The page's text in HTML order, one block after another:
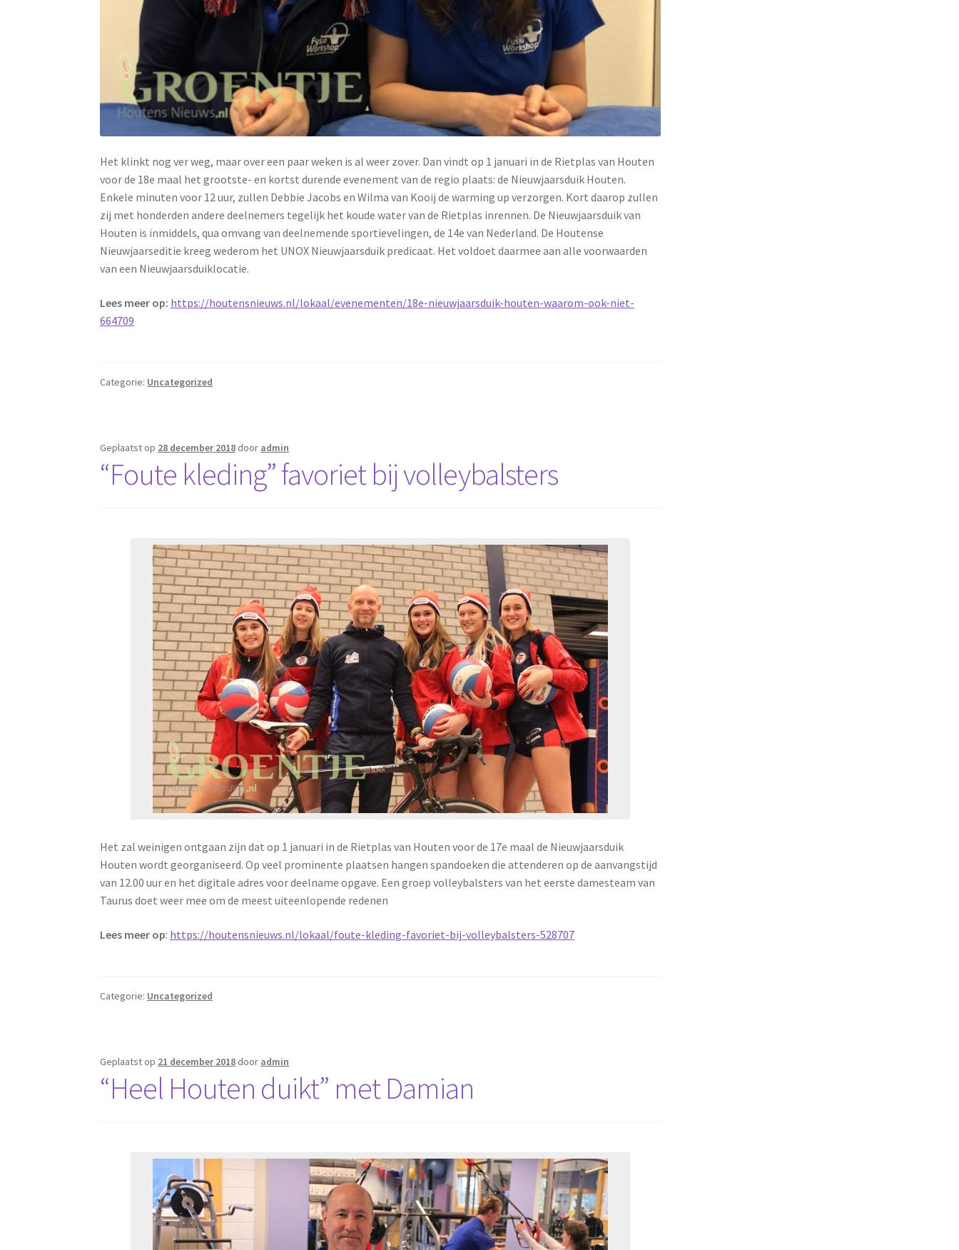
Het klinkt nog ver weg, maar over een paar weken is al weer zover. Dan vindt op 1 januari in de Rietplas van Houten
voor de 18e maal het grootste- en kortst durende evenement van de regio plaats: de Nieuwjaarsduik Houten.
Enkele minuten voor 12 uur, zullen Debbie Jacobs en Wilma van Kooij de warming up verzorgen. Kort daarop zullen
zij met honderden andere deelnemers tegelijk het koude water van de Rietplas inrennen. De Nieuwjaarsduik van
Houten is inmiddels, qua omvang van deelnemende sportievelingen, de 14e van Nederland. De Houtense
Nieuwjaarseditie kreeg wederom het UNOX Nieuwjaarsduik predicaat. Het voldoet daarmee aan alle voorwaarden
van een Nieuwjaarsduiklocatie.
Lees meer op: https://houtensnieuws.nl/lokaal/evenementen/18e-nieuwjaarsduik-houten-waarom-ook-niet-
664709
Categorie: Uncategorized
Geplaatst op 28 december 2018 door admin
“Foute kleding” favoriet bij volleybalsters
Het zal weinigen ontgaan zijn dat op 1 januari in de Rietplas van Houten voor de 17e maal de Nieuwjaarsduik
Houten wordt georganiseerd. Op veel prominente plaatsen hangen spandoeken die attenderen op de aanvangstijd
van 12.00 uur en het digitale adres voor deelname opgave. Een groep volleybalsters van het eerste damesteam van
Taurus doet weer mee om de meest uiteenlopende redenen
Lees meer op: https://houtensnieuws.nl/lokaal/foute-kleding-favoriet-bij-volleybalsters-528707
Categorie: Uncategorized
Geplaatst op 21 december 2018 door admin
“Heel Houten duikt” met Damian